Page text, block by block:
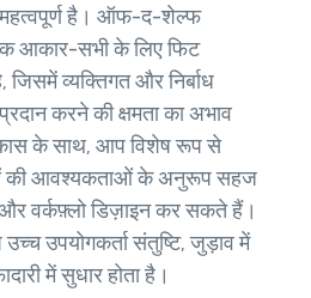
महत्वपूर्ण है। ऑफ-द-शेल्फ
आकार-सभी के लिए फिट
जिसमें व्यक्तिगत और निर्बाध
करने की क्षमता का अभाव
के साथ, आप विशेष रूप से
की आवश्यकताओं के अनुरूप सहज
वर्कफ़्लो डिज़ाइन कर सकते हैं।
उपयोगकर्ता संतुष्टि, जुड़ाव में
में सुधार होता है।